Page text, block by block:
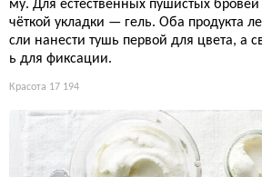
му. Для естественных пушистых
чёткой укладки — гель. Оба продукта
сли нанести тушь первой для цвета, а
ь для фиксации.
Красота 17 194